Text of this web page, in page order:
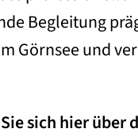
Begleitung
Görnsee und
sich hier über